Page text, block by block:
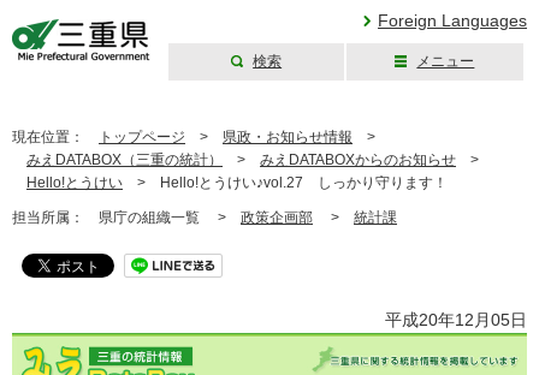
Foreign Languages
検索 メニュー
現在位置： トップページ > 県政・お知らせ情報 >
みえDATABOX（三重の統計）
> みえDATABOXからのお知らせ >
Hello!とうけい > Hello!とうけい♪vol.27 しっかり守ります！
担当所属： 県庁の組織一覧 > 政策企画部 > 統計課
平成20年12月05日